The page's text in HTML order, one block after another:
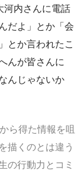
河内さんに電話
だよ」とか「会
とか言われたこ
んが皆さんに
んじゃないか
ら得た情報を咀
描くのとは違う
の行動力とコミ